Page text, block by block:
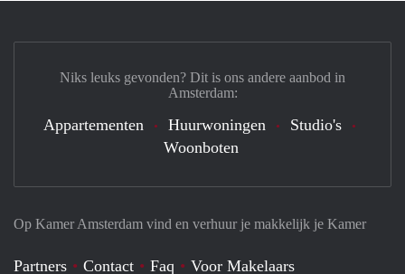
Op Kamer Amsterdam vind en verhuur je makkelijk je Kamer
Partners Contact Faq Voor Makelaars
Niks leuks gevonden? Dit is ons andere aanbod in
Amsterdam:
Appartementen Huurwoningen
Studio's
Woonboten